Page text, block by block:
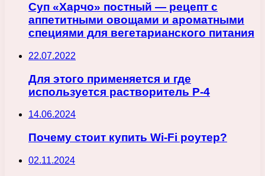
Суп «Харчо» постный — рецепт с
аппетитными овощами и ароматными
специями для вегетарианского питания
22.07.2022
Для этого применяется и где
используется растворитель Р-4
14.06.2024
Почему стоит купить Wi-Fi роутер?
02.11.2024